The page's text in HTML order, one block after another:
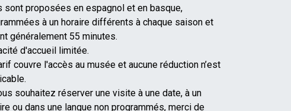
sont proposées en espagnol et en basque,
à un horaire différents à chaque saison et
généralement 55 minutes.
d'accueil limitée.
couvre l'accès au musée et aucune réduction n’est
souhaitez réserver une visite à une date, à un
ou dans une langue non programmés, merci de